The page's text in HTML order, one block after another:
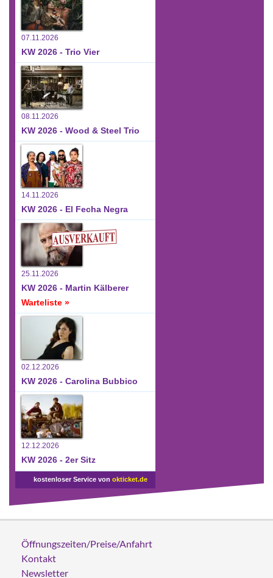
07.11.2026
KW 2026 - Trio Vier
08.11.2026
KW 2026 - Wood & Steel Trio
14.11.2026
KW 2026 - El Fecha Negra
25.11.2026
KW 2026 - Martin Kälberer
Warteliste »
02.12.2026
KW 2026 - Carolina Bubbico
12.12.2026
KW 2026 - 2er Sitz
kostenloser Service von okticket.de
Öffnungszeiten/Preise/Anfahrt
Kontakt
Newsletter